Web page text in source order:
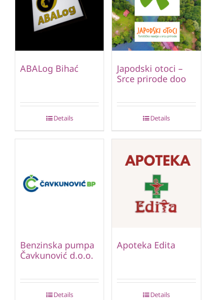
ABALog Bihać
Details
Japodski otoci –
Srce prirode doo
Details
Benzinska pumpa
Čavkunović d.o.o.
Details
Apoteka Edita
Details